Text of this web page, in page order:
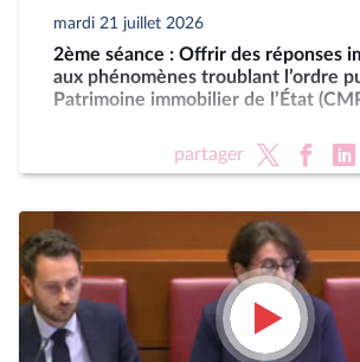
mardi 21 juillet 2026
2ème séance : Offrir des réponses
aux phénomènes troublant l’ordre
Patrimoine immobilier de l’État
partager